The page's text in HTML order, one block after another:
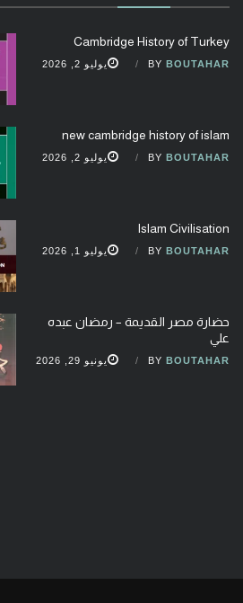
Cambridge History of Turkey
BY BOUTAHAR يوليو 2, 2026
new cambridge history of islam
BY BOUTAHAR يوليو 2, 2026
Islam Civilisation
BY BOUTAHAR يوليو 1, 2026
حضارة مصر القديمة – رمضان عبده
علي
BY BOUTAHAR يونيو 29, 2026